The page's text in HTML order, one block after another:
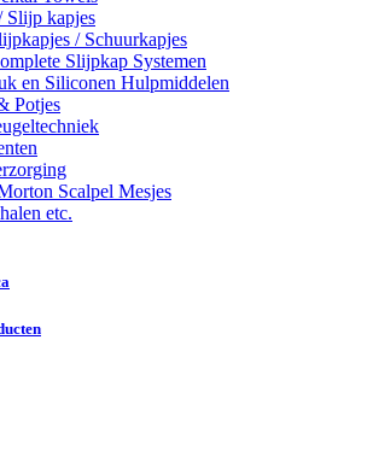
Slijp kapjes
/ Schuurkapjes
Slijpkap Systemen
en Siliconen Hulpmiddelen
Potjes
Scalpel Mesjes
etc.